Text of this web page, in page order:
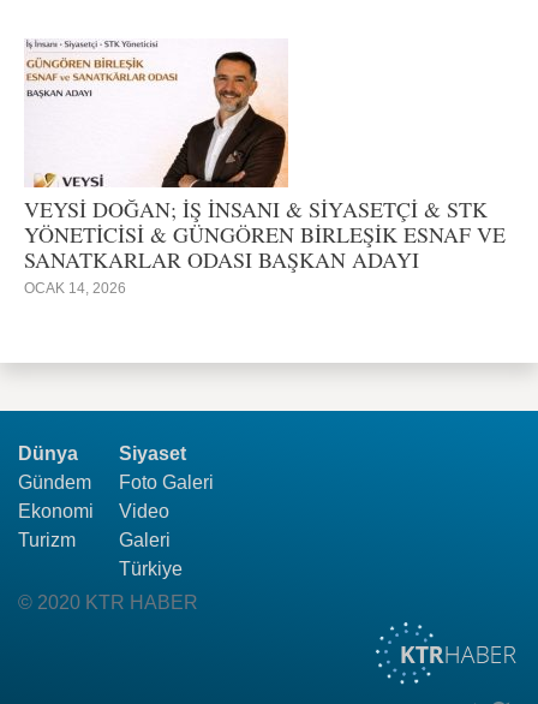
VEYSİ DOĞAN; İŞ İNSANI & SİYASETÇİ & STK
YÖNETİCİSİ & GÜNGÖREN BİRLEŞİK ESNAF VE
SANATKARLAR ODASI BAŞKAN ADAYI
OCAK 14, 2026
Dünya
Gündem
Ekonomi
Turizm
Siyaset
Foto Galeri
Video
Galeri
Türkiye
© 2020 KTR HABER